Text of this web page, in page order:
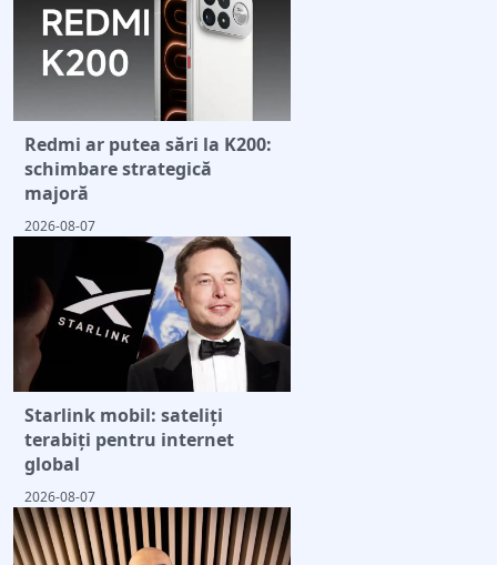
Redmi ar putea sări la K200:
schimbare strategică
majoră
2026-08-07
Starlink mobil: sateliți
terabiți pentru internet
global
2026-08-07